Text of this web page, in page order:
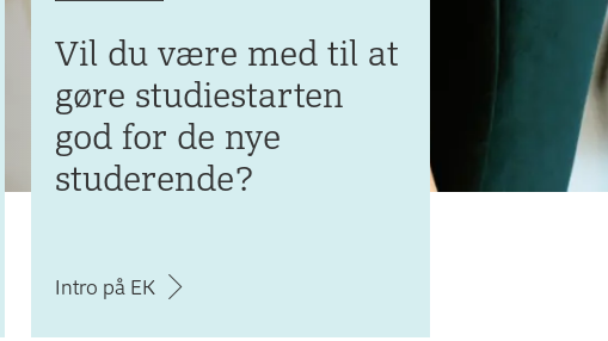
Vil du være med til at
gøre studiestarten
god for de nye
studerende?
Intro på EK